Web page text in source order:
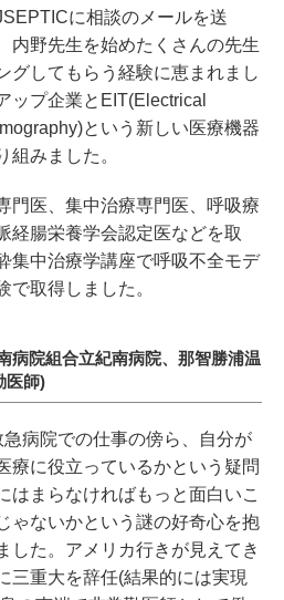
に相談のメールを送
内野先生を始めたくさんの先生
グしてもらう経験に恵まれまし
ップ企業とEIT(Electrical
という新しい医療機器
組みました。
門医、集中治療専門医、呼吸療
経腸栄養学会認定医などを取
集中治療学講座で呼吸不全モデ
で取得しました。
病院組合立紀南病院、那智勝浦温
師)
病院での仕事の傍ら、自分が
療に役立っているかという疑問
はまらなければもっと面白いこ
ゃないかという謎の好奇心を抱
した。アメリカ行きが見えてき
三重大を辞任(結果的には実現